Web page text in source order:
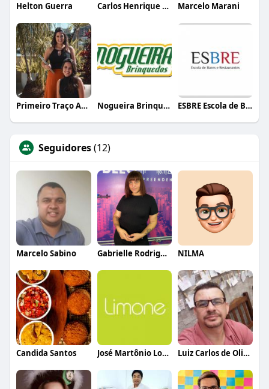
Helton Guerra Carlos Henrique de Faria Vasconcelos Marcelo Marani
Primeiro Traço Arquitetura Nogueira Brinquedos ESBRE Escola de Bares e Restaurantes
Seguidores(12)
Marcelo Sabino Gabrielle Rodrigues NILMA
Candida Santos José Martônio Lopes de Moraes Luiz Carlos de Oliveira